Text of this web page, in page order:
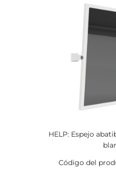
HELP: Espejo
Código del